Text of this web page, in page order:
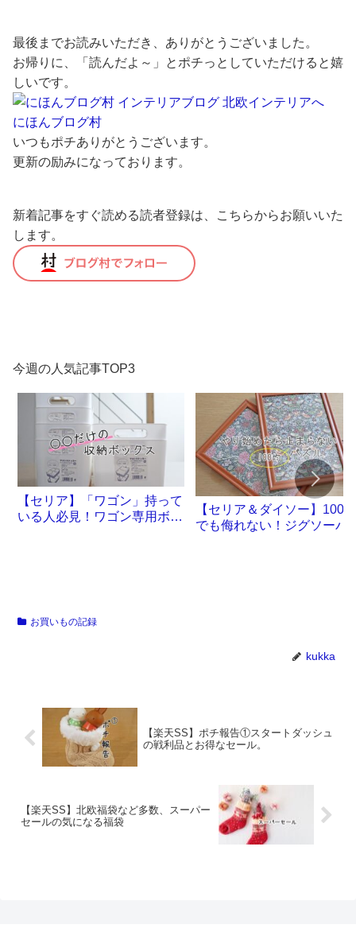
最後までお読みいただき、ありがとうございました。
お帰りに、「読んだよ～」とポチっとしていただけると嬉
しいです。
にほんブログ村
いつもポチありがとうございます。
更新の励みになっております。
新着記事をすぐ読める読者登録は、こちらからお願いいた
します。
今週の人気記事TOP3
【セリア】「ワゴン」持って
いる人必見！ワゴン専用ボッ
【セリア＆ダイソー】100円
でも侮れない！ジグソーパ
お買いもの記録
kukka
【楽天SS】ポチ報告①スタートダッシュ
の戦利品とお得なセール。
【楽天SS】北欧福袋など多数、スーパー
セールの気になる福袋